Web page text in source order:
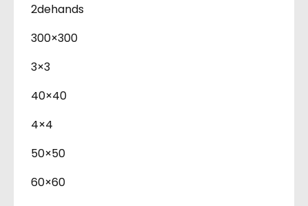
2dehands
300×300
3×3
40×40
4×4
50×50
60×60